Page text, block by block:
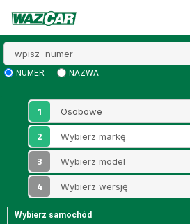
numer
NUMER NAZWA
1
2
3
4
Wybierz samochód